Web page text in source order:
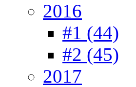
2016
#1 (44)
#2 (45)
2017